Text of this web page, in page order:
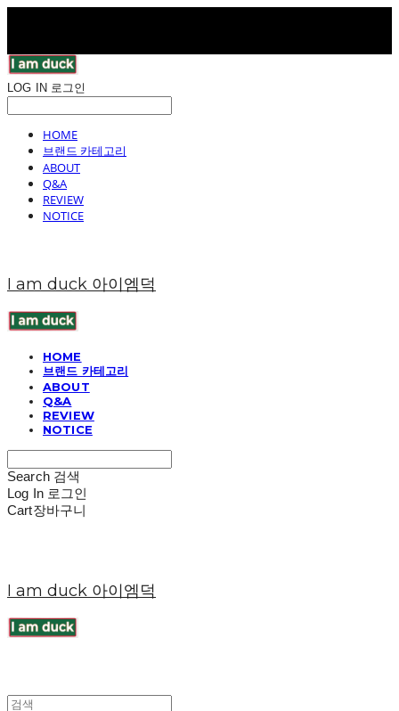
LOG IN 로그인
HOME
브랜드 카테고리
ABOUT
Q&A
REVIEW
NOTICE
I am duck 아이엠덕
HOME
브랜드 카테고리
ABOUT
Q&A
REVIEW
NOTICE
Search 검색
Log In 로그인
Cart장바구니
I am duck 아이엠덕